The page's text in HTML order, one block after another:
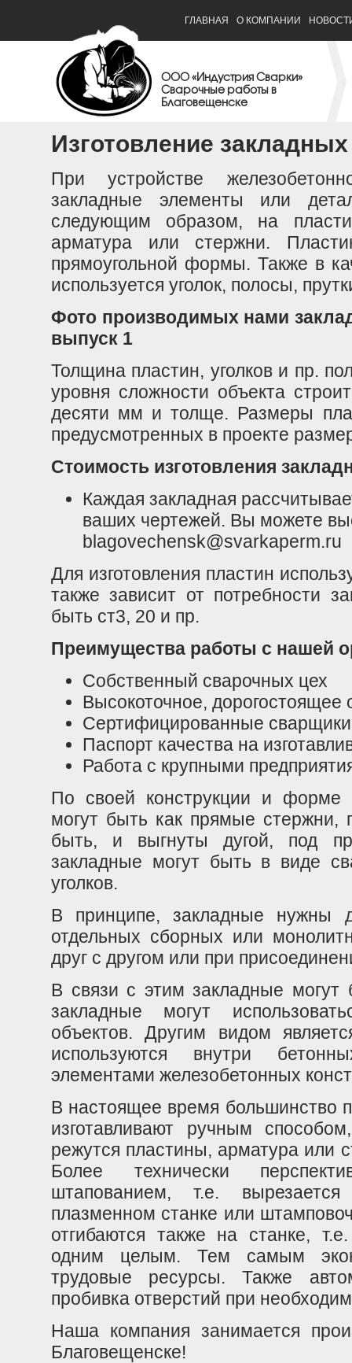
ГЛАВНАЯ О КОМПАНИИ
ООО «Индустрия Сварки»
Сварочные работы в
Благовещенске
Изготовление
При устройстве
закладные элементы или
следующим образом, на
арматура или стержни.
прямоугольной формы. Также в
используется уголок, полосы,
Фото производимых нами
выпуск 1
Толщина пластин, уголков и пр.
уровня сложности объекта
десяти мм и толще. Размеры
предусмотренных в проекте
Стоимость изготовления
Каждая закладная
ваших чертежей. Вы можете
blagovechensk@svarkaperm.ru
Для изготовления пластин
также зависит от потребности
быть ст3, 20 и пр.
Преимущества работы с нашей
Собственный сварочных цех
Высокоточное, дорогостоящее
Сертифицированные сварщики
Паспорт качества на
Работа с крупными
По своей конструкции и
могут быть как прямые стержни,
быть, и выгнуты дугой, под
закладные могут быть в виде
уголков.
В принципе, закладные нужны
отдельных сборных или
друг с другом или при
В связи с этим закладные могут
закладные могут
объектов. Другим видом
используются внутри
элементами железобетонных
В настоящее время большинство
изготавливают ручным
режутся пластины, арматура или
Более технически
штапованием, т.е.
плазменном станке или
отгибаются также на станке,
одним целым. Тем самым
трудовые ресурсы. Также
пробивка отверстий при
Наша компания занимается
Благовещенске!